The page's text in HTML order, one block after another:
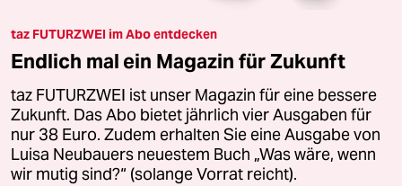
taz FUTURZWEI im Abo entdecken
Endlich mal ein Magazin für Zukunft
taz FUTURZWEI ist unser Magazin für eine bessere
Zukunft. Das Abo bietet jährlich vier Ausgaben für
nur 38 Euro. Zudem erhalten Sie eine Ausgabe von
Luisa Neubauers neuestem Buch „Was wäre, wenn
wir mutig sind?“ (solange Vorrat reicht).